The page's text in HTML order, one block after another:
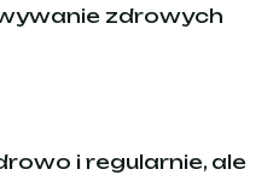
zdrowych
i regularnie, ale